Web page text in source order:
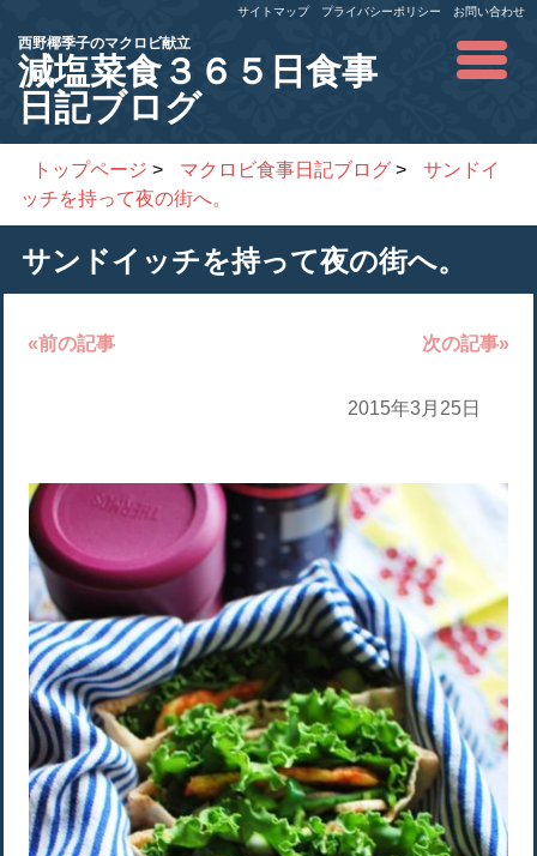
サイトマップ プライバシーポリシー お問い合わせ
西野椰季子のマクロビ献立
減塩菜食３６５日食事
日記ブログ
トップページ > マクロビ食事日記ブログ >
サンドイ
ッチを持って夜の街へ。
サンドイッチを持って夜の街へ。
«前の記事 次の記事»
2015年3月25日